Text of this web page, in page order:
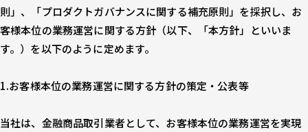
則」、「プロダクトガバナンスに関する補充原則」を採択し、お
客様本位の業務運営に関する方針（以下、「本方針」といいま
す。）を以下のように定めます。
1.お客様本位の業務運営に関する方針の策定・公表等
当社は、金融商品取引業者として、お客様本位の業務運営を実現